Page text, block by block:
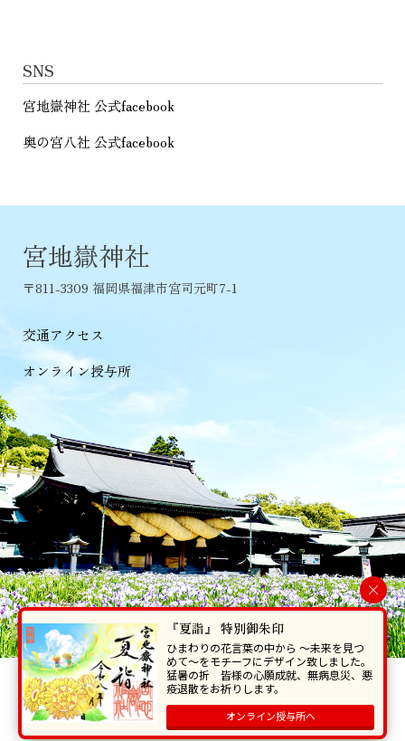
SNS
宮地嶽神社 公式facebook
奥の宮八社 公式facebook
宮地嶽神社
〒811-3309 福岡県福津市宮司元町7-1
交通アクセス
オンライン授与所
当ホームページで掲載の写真・イラスト等を無断で転写･複製することを
禁じます。
Copyright © Miyajidake Jinjya , All Rights Reserved.
×
『夏詣』 特別御朱印
ひまわりの花言葉の中から 〜未来を見つ
めて〜をモチーフにデザイン致しました。
猛暑の折 皆様の心願成就、無病息災、悪
疫退散をお祈りします。
オンライン授与所へ